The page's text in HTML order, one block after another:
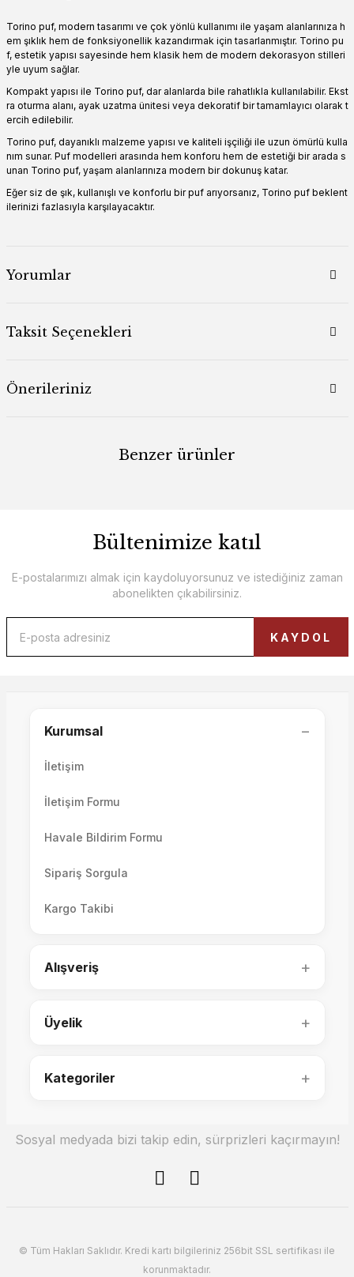
Torino puf, modern tasarımı ve çok yönlü kullanımı ile yaşam alanlarınıza h
em şıklık hem de fonksiyonellik kazandırmak için tasarlanmıştır. Torino pu
f, estetik yapısı sayesinde hem klasik hem de modern dekorasyon stilleri
yle uyum sağlar.
Kompakt yapısı ile Torino puf, dar alanlarda bile rahatlıkla kullanılabilir. Ekst
ra oturma alanı, ayak uzatma ünitesi veya dekoratif bir tamamlayıcı olarak t
ercih edilebilir.
Torino puf, dayanıklı malzeme yapısı ve kaliteli işçiliği ile uzun ömürlü kulla
nım sunar. Puf modelleri arasında hem konforu hem de estetiği bir arada s
unan Torino puf, yaşam alanlarınıza modern bir dokunuş katar.
Eğer siz de şık, kullanışlı ve konforlu bir puf arıyorsanız, Torino puf beklent
ilerinizi fazlasıyla karşılayacaktır.
Yorumlar
Taksit Seçenekleri
Önerileriniz
Benzer ürünler
Metropol Puf Grande Puf
4.100,00 TL
6.500,00 TL 4.100,00 TL
Bültenimize katıl
E-postalarımızı almak için kaydoluyorsunuz ve istediğiniz zaman
abonelikten çıkabilirsiniz.
KAYDOL
Kurumsal −
İletişim
İletişim Formu
Havale Bildirim Formu
Sipariş Sorgula
Kargo Takibi
Alışveriş +
Üyelik +
Kategoriler +
Sosyal medyada bizi takip edin, sürprizleri kaçırmayın!
© Tüm Hakları Saklıdır. Kredi kartı bilgileriniz 256bit SSL sertifikası ile
korunmaktadır.